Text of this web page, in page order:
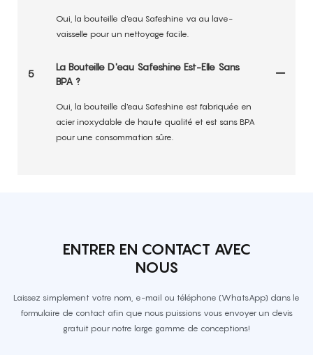
Oui, la bouteille d'eau Safeshine va au lave-
vaisselle pour un nettoyage facile.
5
La Bouteille D'eau Safeshine Est-Elle Sans
BPA ?
Oui, la bouteille d'eau Safeshine est fabriquée en
acier inoxydable de haute qualité et est sans BPA
pour une consommation sûre.
ENTRER EN CONTACT AVEC
NOUS
Laissez simplement votre nom, e-mail ou téléphone (WhatsApp) dans le
formulaire de contact afin que nous puissions vous envoyer un devis
gratuit pour notre large gamme de conceptions!